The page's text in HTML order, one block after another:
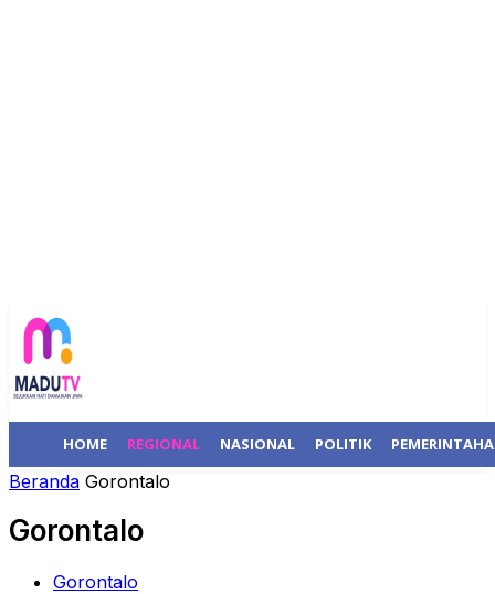
HOME REGIONAL NASIONAL POLITIK
Beranda Gorontalo
Gorontalo
Gorontalo